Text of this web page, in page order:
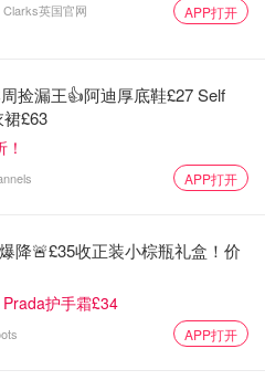
Clarks英国官网 APP打开
捡漏王👍阿迪厚底鞋£27 Self
£63
APP打开
降🚨£35收正装小棕瓶礼盒！价
护手霜£34
APP打开